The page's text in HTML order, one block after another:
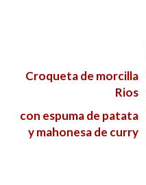
Croqueta de morcilla
Rios
con espuma de patata
y mahonesa de curry